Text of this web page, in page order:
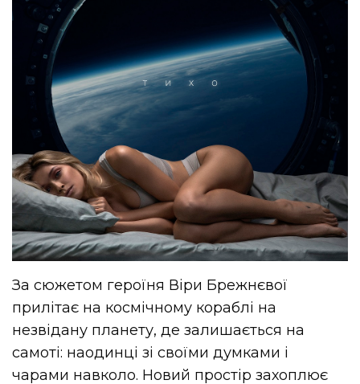
За сюжетом героїня Віри Брежнєвої
прилітає на космічному кораблі на
незвідану планету, де залишається на
самоті: наодинці зі своїми думками і
чарами навколо. Новий простір захоплює